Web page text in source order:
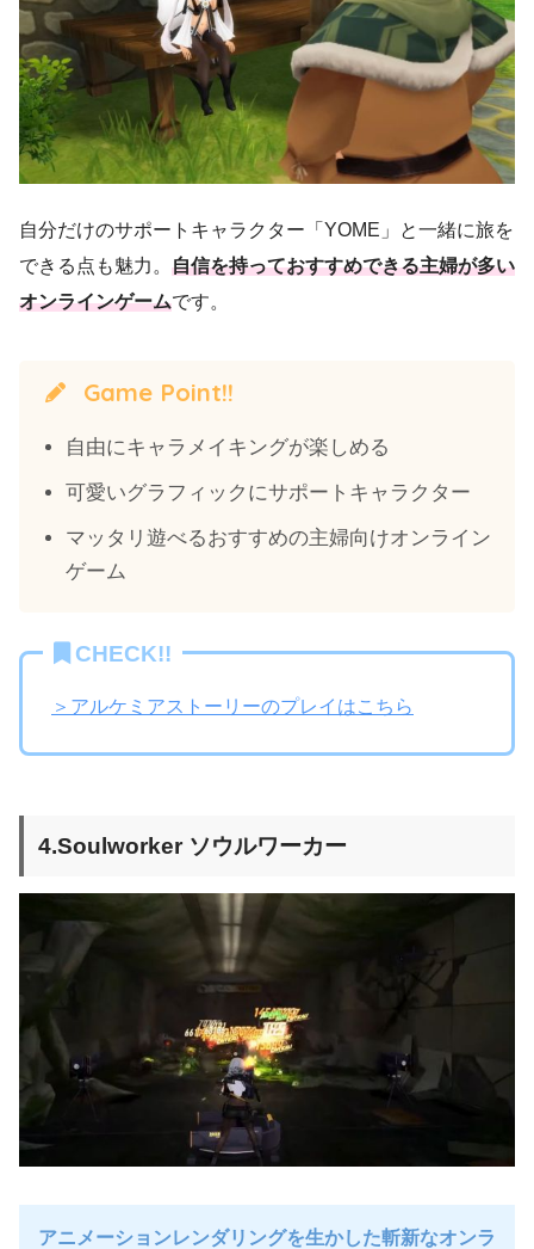
自分だけのサポートキャラクター「YOME」と一緒に旅を
できる点も魅力。 自信を持っておすすめできる主婦が多い
オンラインゲームです。
Game Point!!
自由にキャラメイキングが楽しめる
可愛いグラフィックにサポートキャラクター
マッタリ遊べるおすすめの主婦向けオンライン
ゲーム
CHECK!!
＞アルケミアストーリーのプレイはこちら
4.Soulworker ソウルワーカー
アニメーションレンダリングを生かした斬新なオンラ